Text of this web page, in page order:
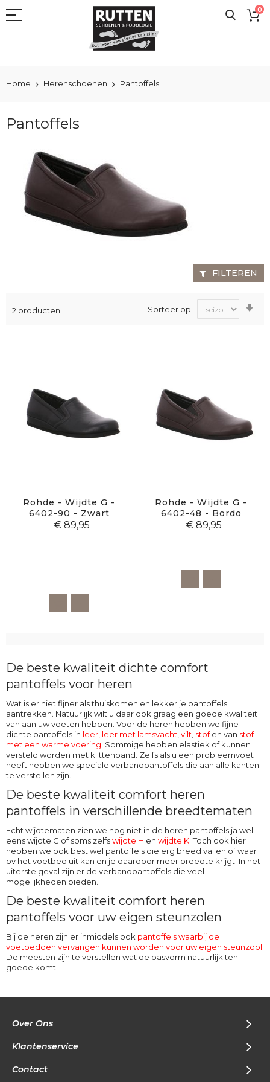
naar
0
Home Herenschoenen Pantoffels
Pantoffels
2 producten Sorteer op
Rohde - Wijdte G -
6402-90 - Zwart
€ 89,95
Rohde - Wijdte G -
6402-48 - Bordo
€ 89,95
De beste kwaliteit dichte comfort
pantoffels voor heren
Wat is er niet fijner als thuiskomen en lekker je pantoffels
aantrekken. Natuurlijk wilt u daar ook graag een goede kwaliteit
van aan uw voeten hebben. Voor de heren hebben we fijne
dichte pantoffels in leer, leer met lamsvacht,vilt, stofen van stof
met een warme voering. Sommige hebben elastiek of kunnen
versteld worden met klittenband. Zelfs als u een probleemvoet
heeft hebben we speciale verbandpantoffels die aan alle kanten
te verstellen zijn.
De beste kwaliteit comfort heren
pantoffels in verschillende breedtematen
Echt wijdtematen zien we nog niet in de heren pantoffels ja wel
eens wijdte G of soms zelfswijdte H en wijdte K. Toch ook hier
hebben we ook best wel pantoffels die erg breed vallen of waar
bv het voetbed uit kan en je daardoor meer breedte krijgt. In het
uiterste geval zijn er de verbandpantoffels die veel
mogelijkheden bieden.
De beste kwaliteit comfort heren
pantoffels voor uw eigen steunzolen
Bij de heren zijn er inmiddels ook pantoffels waarbij de
voetbedden vervangen kunnen worden voor uw eigen steunzool.
De meesten zijn te verstellen wat de pasvorm natuurlijk ten
goede komt.
FILTEREN
Over Ons
Klantenservice
Contact